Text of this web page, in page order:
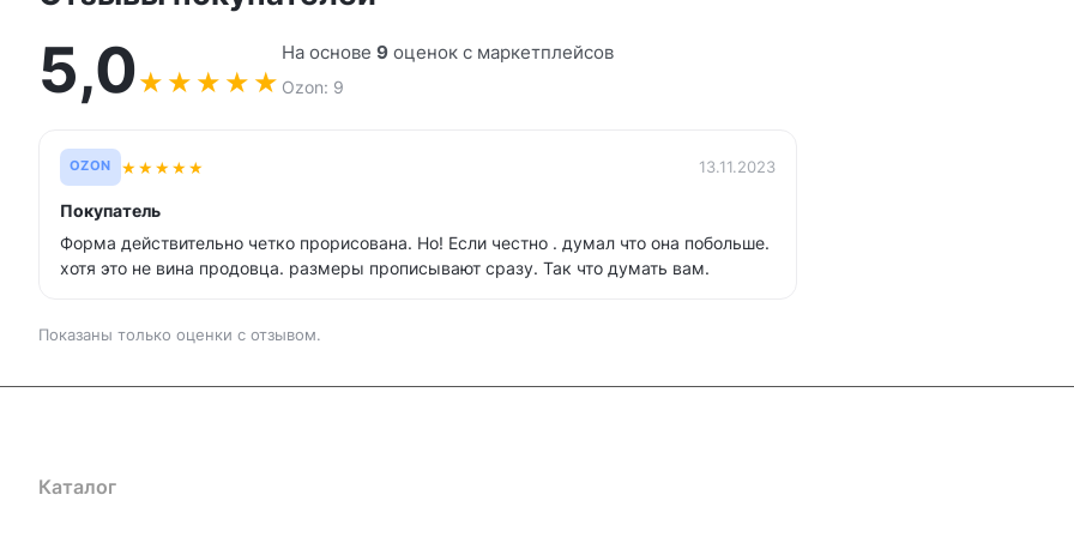
5,0★ ★ ★ ★ ★
На основе 9 оценок с маркетплейсов
Ozon: 9
OZON ★★★★★ 13.11.2023
Покупатель
Форма действительно четко прорисована. Но! Если честно . думал что она побольше.
хотя это не вина продовца. размеры прописывают сразу. Так что думать вам.
Показаны только оценки с отзывом.
Каталог